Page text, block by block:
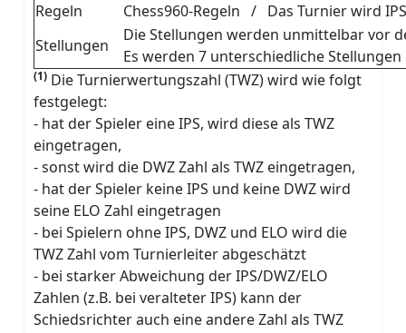
Regeln
Chess960-Regeln / Das Turnier wird
Stellungen
Die Stellungen werden unmittelbar vor
Es werden 7 unterschiedliche
(1) Die Turnierwertungszahl (TWZ) wird wie folgt
festgelegt:
- hat der Spieler eine IPS, wird diese als TWZ
eingetragen,
- sonst wird die DWZ Zahl als TWZ eingetragen,
- hat der Spieler keine IPS und keine DWZ wird
seine ELO Zahl eingetragen
- bei Spielern ohne IPS, DWZ und ELO wird die
TWZ Zahl vom Turnierleiter abgeschätzt
- bei starker Abweichung der IPS/DWZ/ELO
Zahlen (z.B. bei veralteter IPS) kann der
Schiedsrichter auch eine andere Zahl als TWZ